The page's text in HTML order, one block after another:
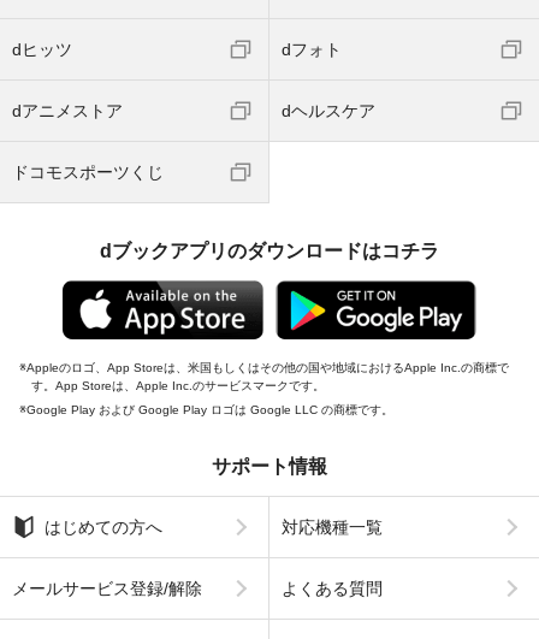
dヒッツ dフォト
dアニメストア dヘルスケア
ドコモスポーツくじ
dブックアプリのダウンロードはコチラ
Appleのロゴ、App Storeは、米国もしくはその他の国や地域におけるApple Inc.の商標で
す。App Storeは、Apple Inc.のサービスマークです。
Google Play および Google Play ロゴは Google LLC の商標です。
サポート情報
はじめての方へ 対応機種一覧
メールサービス登録/解除 よくある質問